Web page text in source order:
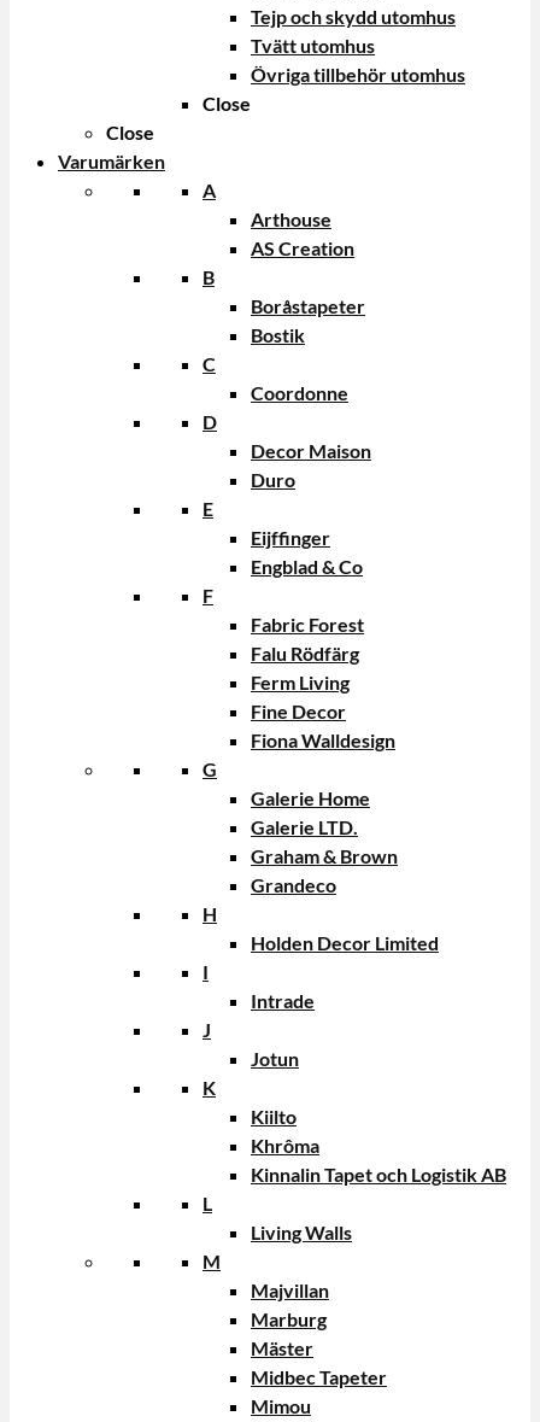
Tejp och skydd utomhus
Tvätt utomhus
Övriga tillbehör utomhus
Close
Close
Varumärken
A
Arthouse
AS Creation
B
Boråstapeter
Bostik
C
Coordonne
D
Decor Maison
Duro
E
Eijffinger
Engblad & Co
F
Fabric Forest
Falu Rödfärg
Ferm Living
Fine Decor
Fiona Walldesign
G
Galerie Home
Galerie LTD.
Graham & Brown
Grandeco
H
Holden Decor Limited
I
Intrade
J
Jotun
K
Kiilto
Khrôma
Kinnalin Tapet och Logistik AB
L
Living Walls
M
Majvillan
Marburg
Mäster
Midbec Tapeter
Mimou